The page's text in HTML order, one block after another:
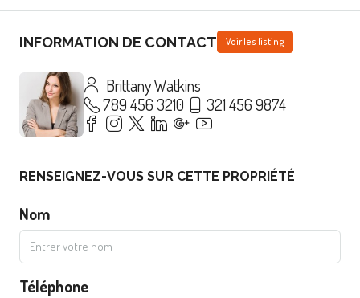
INFORMATION DE CONTACT Voir les listing
Brittany Watkins
789 456 3210
321 456 9874
RENSEIGNEZ-VOUS SUR CETTE PROPRIÉTÉ
Nom
Téléphone